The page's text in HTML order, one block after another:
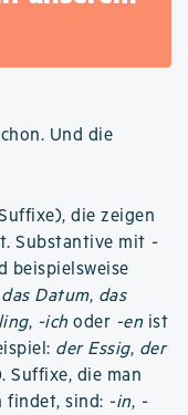
Und die
die zeigen
Substantive mit -
beispielsweise
das Datum, das
, -ich oder -en ist
der Essig, der
Suffixe, die man
findet, sind: -in, -